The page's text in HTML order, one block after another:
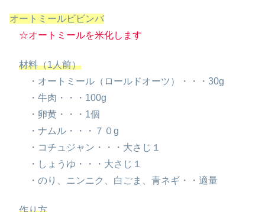
オートミールビビンバ
☆オートミールを米化します
材料（1人前）
・オートミール（ロールドオーツ）・・・30g
・牛肉・・・100g
・卵黄・・・1個
・ナムル・・・７０g
・コチュジャン・・・大さじ１
・しょうゆ・・・大さじ１
・のり、ニンニク、白ごま、青ネギ・・適量